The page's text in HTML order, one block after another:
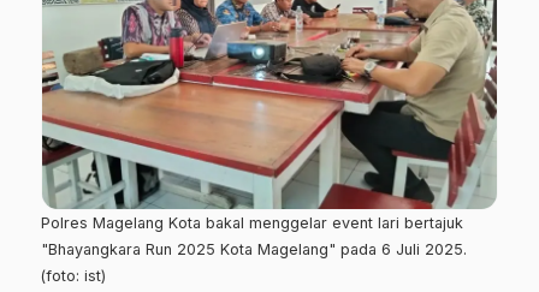
Polres Magelang Kota bakal menggelar event lari bertajuk
"Bhayangkara Run 2025 Kota Magelang" pada 6 Juli 2025.
(foto: ist)